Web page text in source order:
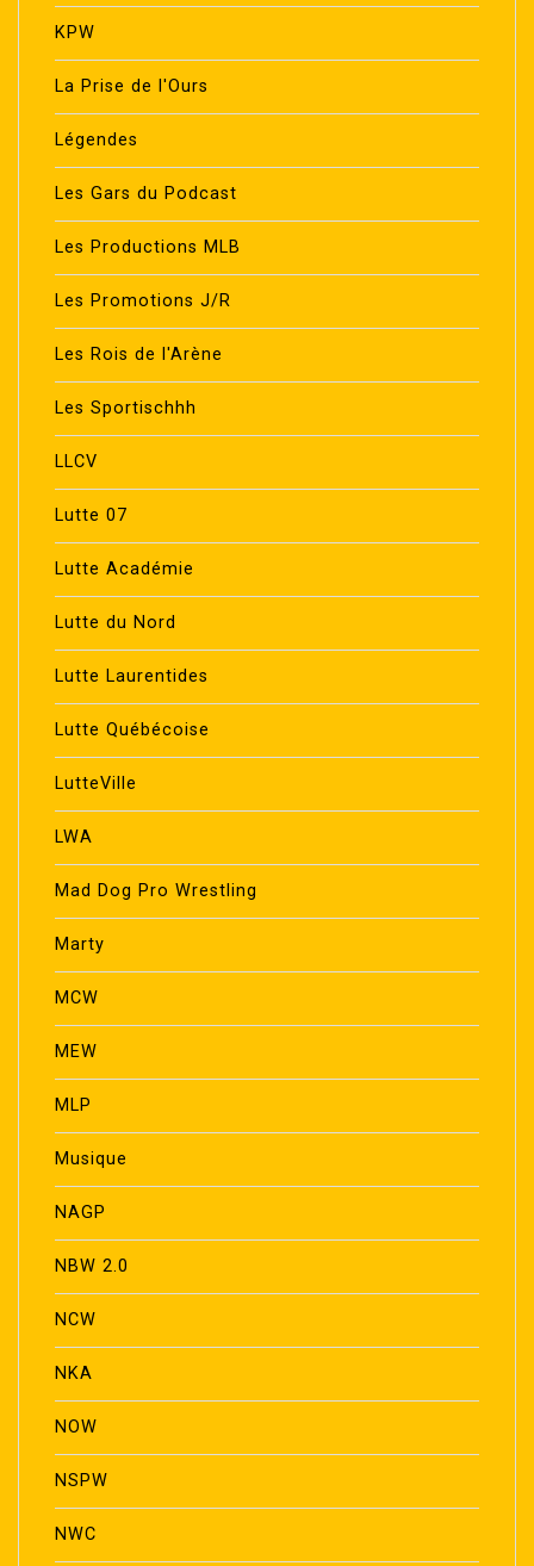
KPW
La Prise de l'Ours
Légendes
Les Gars du Podcast
Les Productions MLB
Les Promotions J/R
Les Rois de l'Arène
Les Sportischhh
LLCV
Lutte 07
Lutte Académie
Lutte du Nord
Lutte Laurentides
Lutte Québécoise
LutteVille
LWA
Mad Dog Pro Wrestling
Marty
MCW
MEW
MLP
Musique
NAGP
NBW 2.0
NCW
NKA
NOW
NSPW
NWC